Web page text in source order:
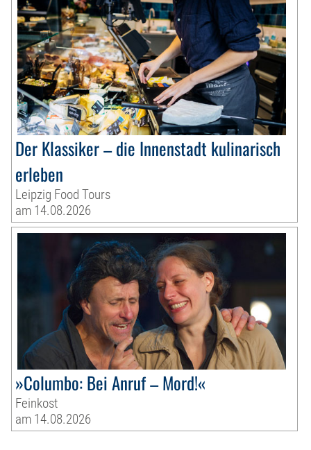
Der Klassiker – die Innenstadt kulinarisch
erleben
Leipzig Food Tours
am 14.08.2026
»Columbo: Bei Anruf – Mord!«
Feinkost
am 14.08.2026